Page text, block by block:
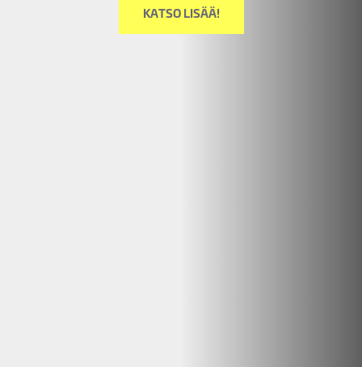
KATSO LISÄÄ!